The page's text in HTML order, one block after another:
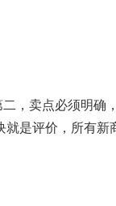
，卖点必须明确
就是评价，所有新